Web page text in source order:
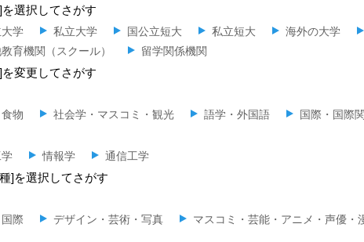
選択してさがす
学 私立大学 国公立短大 私立短大 海外の大学
育機関（スクール）
留学関係機関
変更してさがす
物 社会学・マスコミ・観光 語学・外国語 国際・国際
情報学 通信工学
]を選択してさがす
際 デザイン・芸術・写真 マスコミ・芸能・アニメ・声優・